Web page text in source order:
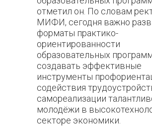
отметил он. По словам
МИФИ, сегодня важно
форматы практико-
ориентированности
образовательных
создавать эффективные
инструменты
содействия
самореализации
молодёжи в
секторе экономики.